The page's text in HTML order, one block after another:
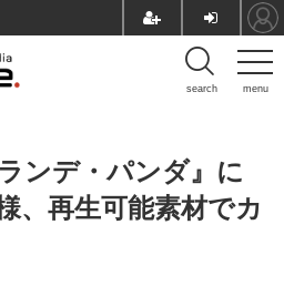
menu
search
ンデ・パンダ』に
、再生可能素材でカ